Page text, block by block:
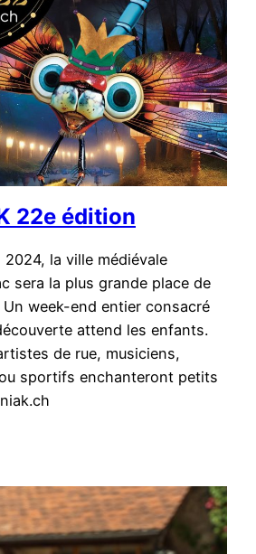
22e édition
la ville médiévale
sera la plus grande place de
week-end entier consacré
attend les enfants.
de rue, musiciens,
sportifs enchanteront petits